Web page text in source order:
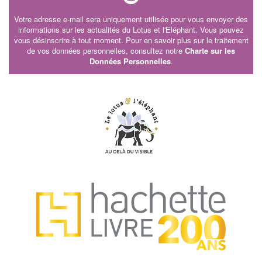
Votre adresse e-mail sera uniquement utilisée pour vous envoyer des
informations sur les actualités du Lotus et l'Eléphant. Vous pouvez
vous désinscrire à tout moment. Pour en savoir plus sur le traitement
de vos données personnelles, consultez notre Charte sur les
Données Personnelles.